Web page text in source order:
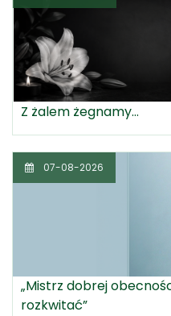
Z żalem żegnamy...
07-08-2026
„Mistrz dobrej
rozkwitać”